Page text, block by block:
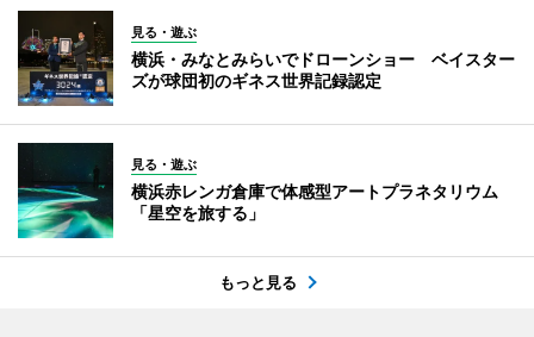
見る・遊ぶ
横浜・みなとみらいでドローンショー ベイスター
ズが球団初のギネス世界記録認定
見る・遊ぶ
横浜赤レンガ倉庫で体感型アートプラネタリウム
「星空を旅する」
もっと見る